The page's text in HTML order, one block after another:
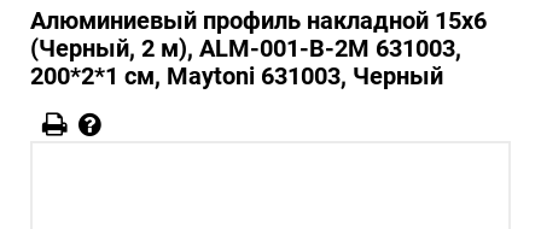
Алюминиевый профиль накладной 15x6
(Черный, 2 м), ALM-001-B-2M 631003,
200*2*1 см, Maytoni 631003, Черный